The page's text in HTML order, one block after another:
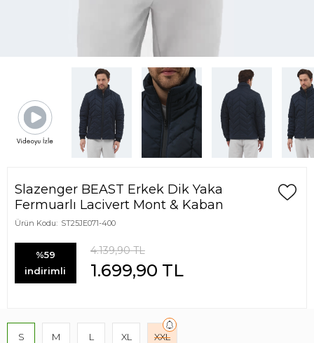
Slazenger BEAST Erkek Dik Yaka
Fermuarlı Lacivert Mont & Kaban
Ürün Kodu: ST25JE071-400
%59
indirimli
4.139,90TL
1.699,90 TL
S M L XL XXL